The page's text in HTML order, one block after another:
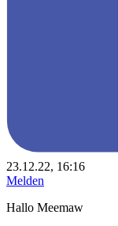
23.12.22, 16:16
Melden
Hallo Meemaw